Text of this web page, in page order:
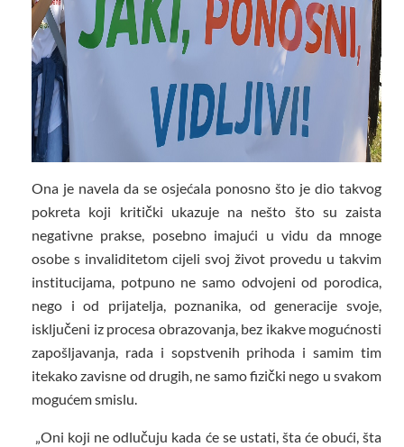
Ona je navela da se osjećala ponosno što je dio takvog
pokreta koji kritički ukazuje na nešto što su zaista
negativne prakse, posebno imajući u vidu da mnoge
osobe s invaliditetom cijeli svoj život provedu u takvim
institucijama, potpuno ne samo odvojeni od porodica,
nego i od prijatelja, poznanika, od generacije svoje,
isključeni iz procesa obrazovanja, bez ikakve mogućnosti
zapošljavanja, rada i sopstvenih prihoda i samim tim
itekako zavisne od drugih, ne samo fizički nego u svakom
mogućem smislu.
„Oni koji ne odlučuju kada će se ustati, šta će obući, šta